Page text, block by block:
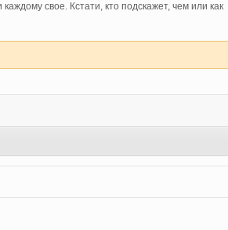
свое. Кстати, кто подскажет, чем или как